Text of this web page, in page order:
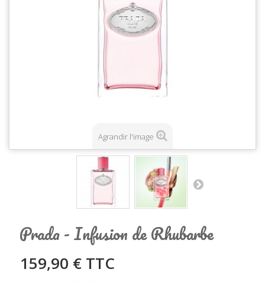
Agrandir l'image
Prada - Infusion de Rhubarbe
159,90 € TTC